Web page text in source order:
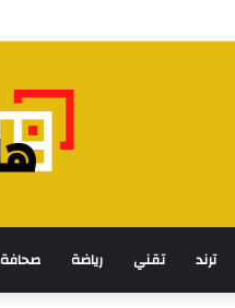
ترند تقني رياضة صحافة